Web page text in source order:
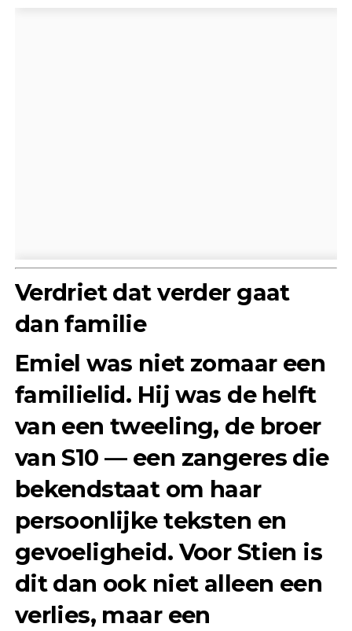
Verdriet dat verder gaat
dan familie
Emiel was niet zomaar een
familielid. Hij was de helft
van een tweeling, de broer
van S10 — een zangeres die
bekendstaat om haar
persoonlijke teksten en
gevoeligheid. Voor Stien is
dit dan ook niet alleen een
verlies, maar een